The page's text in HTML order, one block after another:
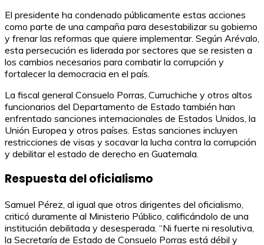
El presidente ha condenado públicamente estas acciones
como parte de una campaña para desestabilizar su gobierno
y frenar las reformas que quiere implementar. Según Arévalo,
esta persecución es liderada por sectores que se resisten a
los cambios necesarios para combatir la corrupción y
fortalecer la democracia en el país.
La fiscal general Consuelo Porras, Curruchiche y otros altos
funcionarios del Departamento de Estado también han
enfrentado sanciones internacionales de Estados Unidos, la
Unión Europea y otros países. Estas sanciones incluyen
restricciones de visas y socavar la lucha contra la corrupción
y debilitar el estado de derecho en Guatemala.
Respuesta del oficialismo
Samuel Pérez, al igual que otros dirigentes del oficialismo,
criticó duramente al Ministerio Público, calificándolo de una
institución debilitada y desesperada. “Ni fuerte ni resolutiva,
la Secretaría de Estado de Consuelo Porras está débil y